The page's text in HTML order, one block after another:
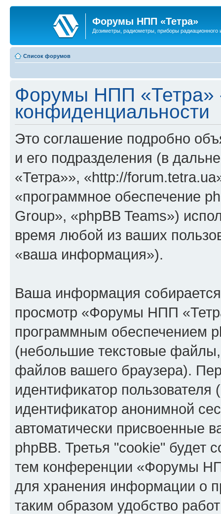
Форумы НПП «Тетра»
Дозиметры, радиометры, приборы радиационного
Список форумов
Форумы НПП «Тетра»
конфиденциальности
Это соглашение подробно
и его подразделения (в
«Тетра»», «http://
«программное обеспечение
Group», «phpBB Teams»)
время любой из ваших
«ваша информация»).
Ваша информация
просмотр «Форумы НПП
программным обеспечением
(небольшие текстовые
файлов вашего браузера).
идентификатор
идентификатор анонимной
автоматически присвоенные
phpBB. Третья "cookie" будет
тем конференции «Форумы
для хранения информации о
таким образом удобство